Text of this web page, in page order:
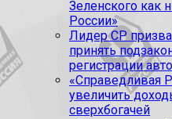
Зеленского как
России»
Лидер СР
принять
регистрации
«Справедливая
увеличить
сверхбогачей